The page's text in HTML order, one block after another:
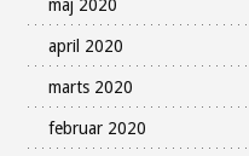
maj 2020
april 2020
marts 2020
februar 2020